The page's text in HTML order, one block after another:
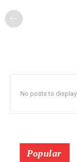
No posts to display
Popular